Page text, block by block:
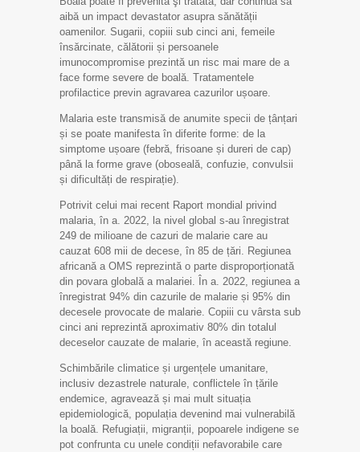
aibă un impact devastator asupra sănătății
oamenilor. Sugarii, copiii sub cinci ani, femeile
însărcinate, călătorii și persoanele
imunocompromise prezintă un risc mai mare de a
face forme severe de boală. Tratamentele
profilactice previn agravarea cazurilor ușoare.
Malaria este transmisă de anumite specii de țânțari
și se poate manifesta în diferite forme: de la
simptome ușoare (febră, frisoane și dureri de cap)
până la forme grave (oboseală, confuzie, convulsii
și dificultăți de respirație).
Potrivit celui mai recent Raport mondial privind
malaria, în a. 2022, la nivel global s-au înregistrat
249 de milioane de cazuri de malarie care au
cauzat 608 mii de decese, în 85 de țări. Regiunea
africană a OMS reprezintă o parte disproporționată
din povara globală a malariei. În a. 2022, regiunea a
înregistrat 94% din cazurile de malarie și 95% din
decesele provocate de malarie. Copiii cu vârsta sub
cinci ani reprezintă aproximativ 80% din totalul
deceselor cauzate de malarie, în această regiune.
Schimbările climatice și urgențele umanitare,
inclusiv dezastrele naturale, conflictele în țările
endemice, agravează și mai mult situația
epidemiologică, populația devenind mai vulnerabilă
la boală. Refugiații, migranții, popoarele indigene se
pot confrunta cu unele condiții nefavorabile care